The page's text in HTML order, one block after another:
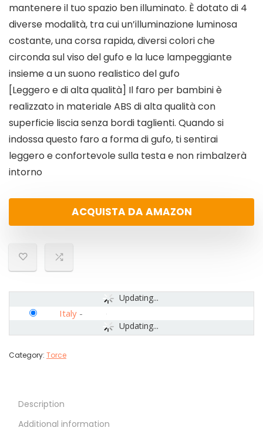
mantenere il tuo spazio ben illuminato. È dotato di 4
diverse modalità, tra cui un’illuminazione luminosa
costante, una corsa rapida, diversi colori che
circonda sul viso del gufo e la luce lampeggiante
insieme a un suono realistico del gufo
[Leggero e di alta qualità] Il faro per bambini è
realizzato in materiale ABS di alta qualità con
superficie liscia senza bordi taglienti. Quando si
indossa questo faro a forma di gufo, ti sentirai
leggero e confortevole sulla testa e non rimbalzerà
intorno
ACQUISTA DA AMAZON
Updating...
Updating...
Italy -
Category: Torce
Description
Additional information